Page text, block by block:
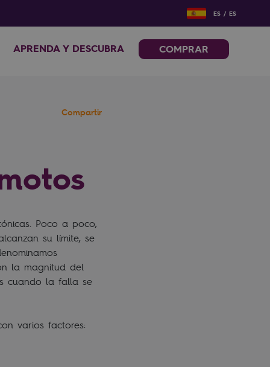
ES / ES
APRENDA Y DESCUBRA COMPRAR
Compartir
Poco a poco,
su límite, se
la magnitud del
cuando la falla se
varios factores: